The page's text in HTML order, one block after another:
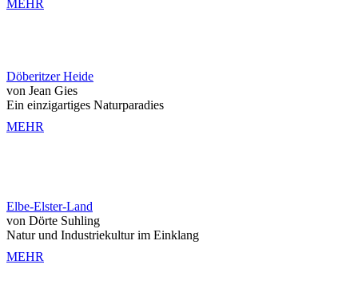
MEHR
Döberitzer Heide
von Jean Gies
Ein einzigartiges Naturparadies
MEHR
Elbe-Elster-Land
von Dörte Suhling
Natur und Industriekultur im Einklang
MEHR